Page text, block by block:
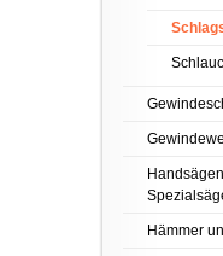
Hämmer